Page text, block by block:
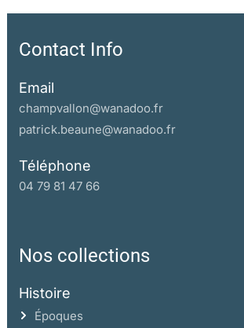
Contact Info
Email
champvallon@wanadoo.fr
patrick.beaune@wanadoo.fr
Téléphone
04 79 81 47 66
Nos collections
Histoire
Époques